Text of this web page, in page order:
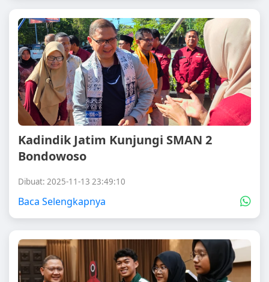
Kadindik Jatim Kunjungi SMAN 2
Bondowoso
Dibuat: 2025-11-13 23:49:10
Baca Selengkapnya